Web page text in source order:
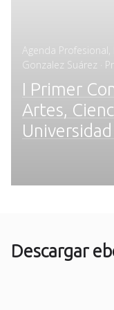
Agenda Profesional
Gonzalez Suárez ·
I Primer
Artes,
Universidad
Descargar